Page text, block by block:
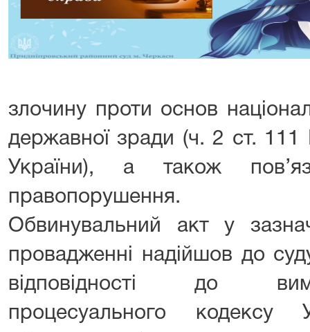
злочину проти основ
державної зради (ч. 2 ст. 111
України), а також
правопорушення.
Обвинувальний акт у
провадженні надійшов до
відповідності до
процесуального